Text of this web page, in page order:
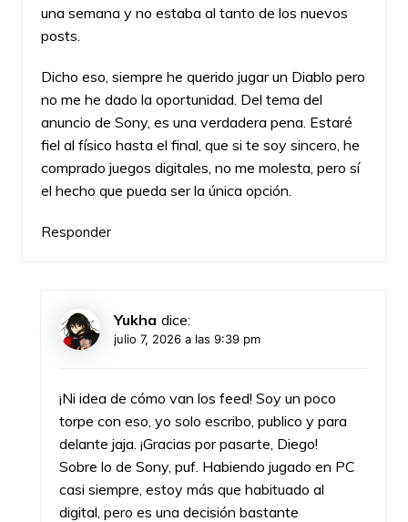
una semana y no estaba al tanto de los nuevos
posts.
Dicho eso, siempre he querido jugar un Diablo pero
no me he dado la oportunidad. Del tema del
anuncio de Sony, es una verdadera pena. Estaré
fiel al físico hasta el final, que si te soy sincero, he
comprado juegos digitales, no me molesta, pero sí
el hecho que pueda ser la única opción.
Responder
Yukha dice:
julio 7, 2026 a las 9:39 pm
¡Ni idea de cómo van los feed! Soy un poco
torpe con eso, yo solo escribo, publico y para
delante jaja. ¡Gracias por pasarte, Diego!
Sobre lo de Sony, puf. Habiendo jugado en PC
casi siempre, estoy más que habituado al
digital, pero es una decisión bastante